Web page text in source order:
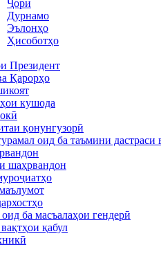
Ҷорӣ
Дурнамо
Эълонҳо
Ҳисоботҳо
Президент
Қарорҳо
кушода
қонунгузорӣ
оид ба таъмини дастраси
шаҳрвандон
ба масъалаҳои гендерӣ
қабул